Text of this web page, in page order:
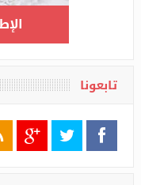
إلى 3517 بعد تسجيل 135 حالة
تابعونا